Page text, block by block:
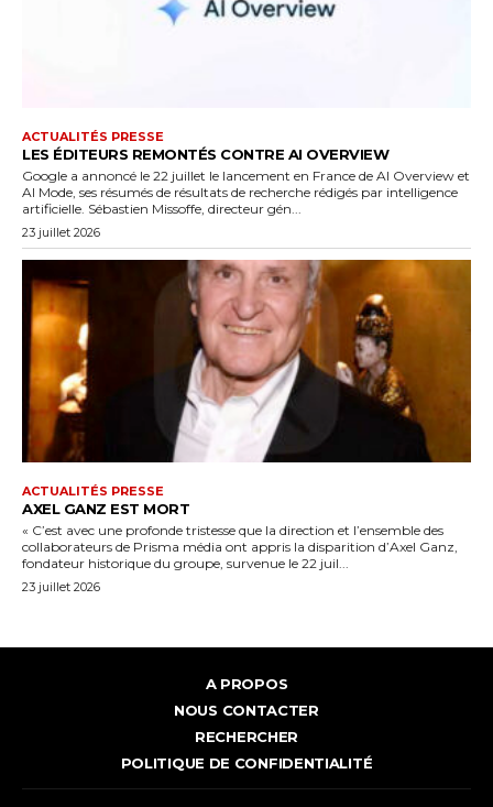
ACTUALITÉS PRESSE
LES ÉDITEURS REMONTÉS CONTRE AI OVERVIEW
Google a annoncé le 22 juillet le lancement en France de AI Overview et
AI Mode, ses résumés de résultats de recherche rédigés par intelligence
artificielle. Sébastien Missoffe, directeur gén...
23 juillet 2026
ACTUALITÉS PRESSE
AXEL GANZ EST MORT
« C’est avec une profonde tristesse que la direction et l’ensemble des
collaborateurs de Prisma média ont appris la disparition d’Axel Ganz,
fondateur historique du groupe, survenue le 22 juil...
23 juillet 2026
A PROPOS
NOUS CONTACTER
RECHERCHER
POLITIQUE DE CONFIDENTIALITÉ